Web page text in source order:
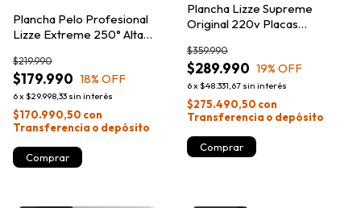
Plancha Pelo Profesional
Lizze Extreme 250° Alta
$179.990
$219.990
18% OFF
6x $29.998,33 sin interés
$170.990,50 con
Transferencia o depósito
Plancha Lizze Supreme
Original 220v Placas
$289.990
$359.990
19% OFF
6x $48.331,67 sin interés
$275.490,50 con
Transferencia o depósito